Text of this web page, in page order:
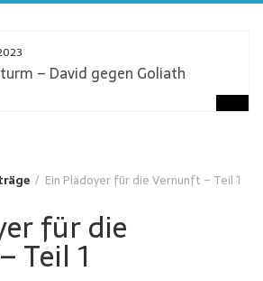
– David gegen Goliath
Ein Plädoyer für die Vernunft – Teil 1
für die
Teil 1